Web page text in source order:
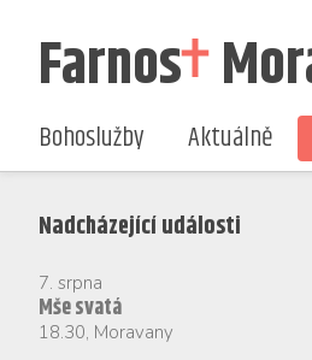
Farnos
Bohoslužby Aktuálně
Nadcházející události
7. srpna
Mše svatá
18.30, Moravany